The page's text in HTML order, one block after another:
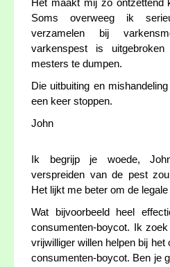
Het maakt mij zo ontzettend
Soms overweeg ik
verzamelen bij
varkenspest is
mesters te dumpen.
Die uitbuiting en
een keer stoppen.
John
Ik begrijp je woede,
verspreiden van de pest
Het lijkt me beter om de
Wat bijvoorbeeld heel
consumenten-boycot. Ik
vrijwilliger willen helpen bij het
consumenten-boycot. Ben je